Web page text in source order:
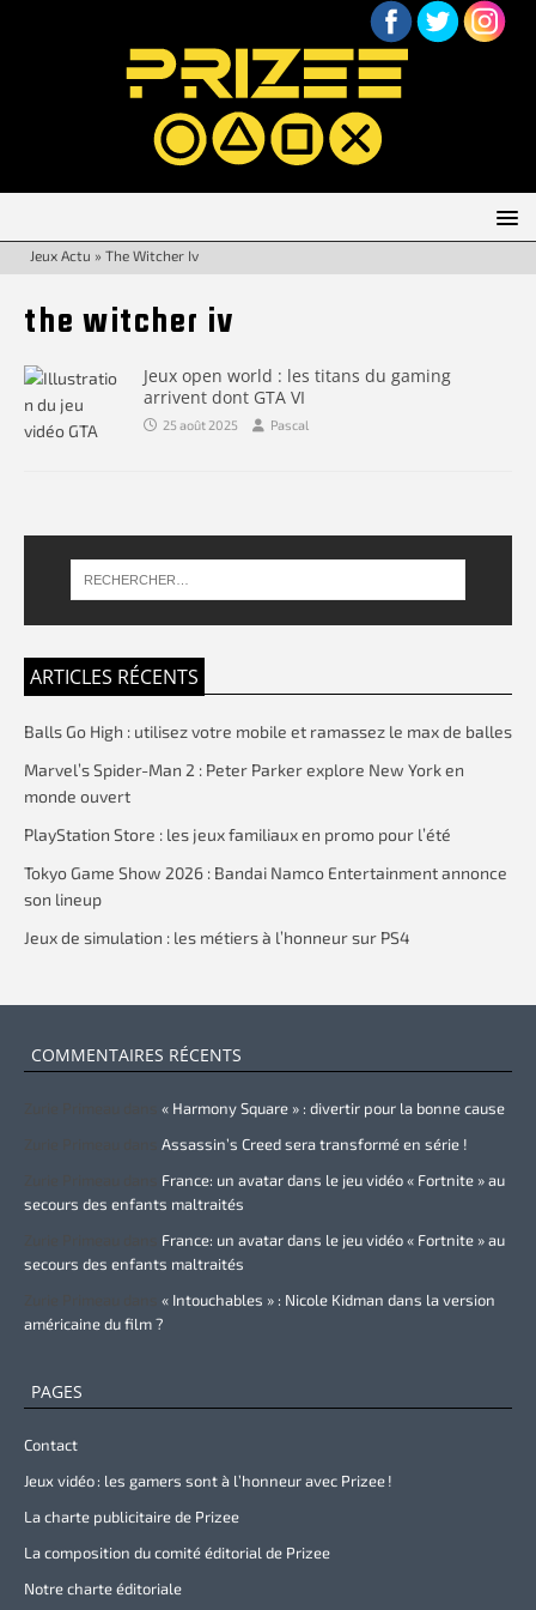
Jeux Actu » The Witcher Iv
the witcher iv
Jeux open world : les titans du gaming
arrivent dont GTA VI
25 août 2025 Pascal
ARTICLES RÉCENTS
Balls Go High : utilisez votre mobile et ramassez le max de balles
Marvel’s Spider-Man 2 : Peter Parker explore New York en
monde ouvert
PlayStation Store : les jeux familiaux en promo pour l’été
Tokyo Game Show 2026 : Bandai Namco Entertainment annonce
son lineup
Jeux de simulation : les métiers à l’honneur sur PS4
COMMENTAIRES RÉCENTS
« Harmony Square » : divertir pour la bonne cause
Assassin’s Creed sera transformé en série !
France: un avatar dans le jeu vidéo « Fortnite » au
secours des enfants maltraités
France: un avatar dans le jeu vidéo « Fortnite » au
secours des enfants maltraités
« Intouchables » : Nicole Kidman dans la version
américaine du film ?
PAGES
Contact
Jeux vidéo : les gamers sont à l’honneur avec Prizee !
La charte publicitaire de Prizee
La composition du comité éditorial de Prizee
Notre charte éditoriale